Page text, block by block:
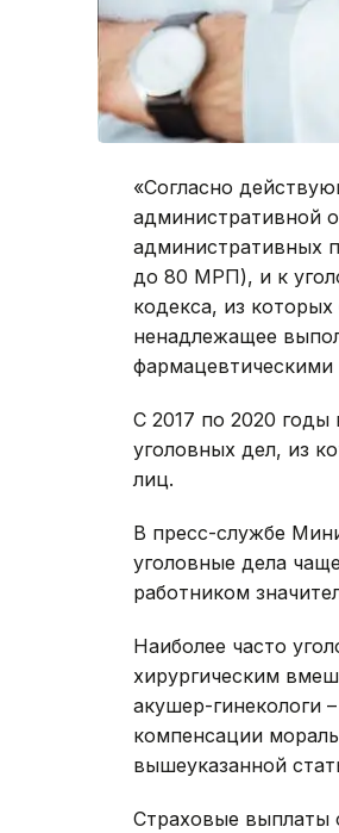
«Согласно
административной
административных
до 80 МРП), и к
кодекса, из
ненадлежащее
С 2017 по 2020 годы
уголовных дел, из
лиц.
В пресс-службе
уголовные дела
работником
Наиболее часто
хирургическим
акушер-гинекологи
компенсации
вышеуказанной
Страховые выплаты